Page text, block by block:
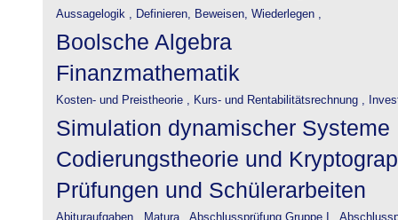
Aussagelogik , Definieren, Beweisen, Wiederlegen ,
Boolsche Algebra
Finanzmathematik
Kosten- und Preistheorie , Kurs- und Rentabilitätsrechnung ,
Simulation dynamischer Systeme
Codierungstheorie und
Prüfungen und Schülerarbeiten
Abituraufgaben , Matura , Abschlussprüfung Gruppe I ,